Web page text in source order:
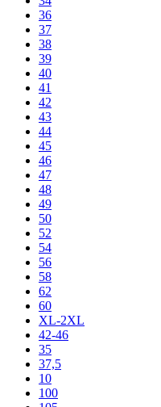
36
37
38
39
40
41
42
43
44
45
46
47
48
49
50
52
54
56
58
62
60
XL-2XL
42-46
35
37,5
10
100